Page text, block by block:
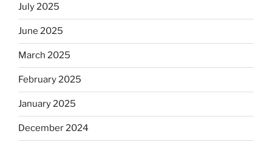
July 2025
June 2025
March 2025
February 2025
January 2025
December 2024